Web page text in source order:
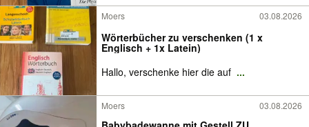
Moers 03.08.2026
Wörterbücher zu verschenken (1 x
Englisch + 1x Latein)
Hallo, verschenke hier die auf ...
Moers 03.08.2026